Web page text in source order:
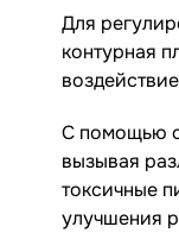
Для
контурная
С помощью
вызывая
токсичные
улучшения